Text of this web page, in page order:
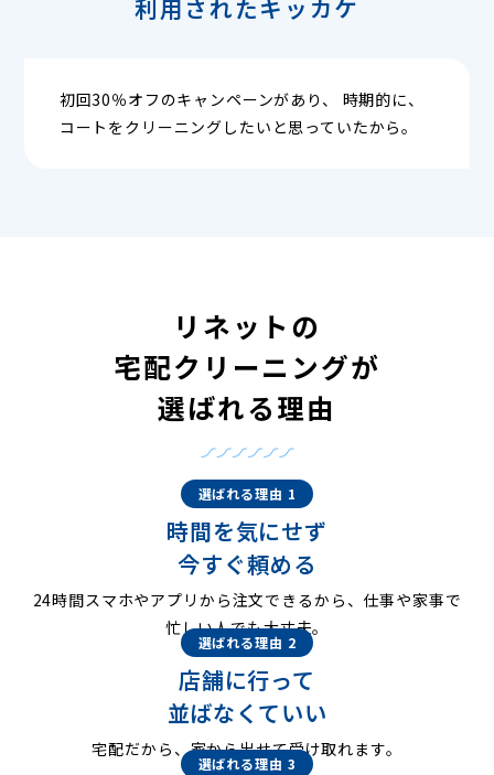
利用されたキッカケ
初回30％オフのキャンペーンがあり、 時期的に、
コートをクリーニングしたいと思っていたから。
リネットの
宅配クリーニングが
選ばれる理由
選ばれる理由 1
時間を気にせず
今すぐ頼める
24時間スマホやアプリから注文できるから、仕事や家事で
忙しい人でも大丈夫。
選ばれる理由 2
店舗に行って
並ばなくていい
宅配だから、家から出せて受け取れます。
選ばれる理由 3